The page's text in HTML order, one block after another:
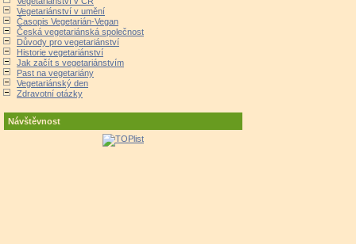
Vegetariánství v umění
Časopis Vegetarián-Vegan
Česká vegetariánská společnost
Důvody pro vegetariánství
Historie vegetariánství
Jak začít s vegetariánstvím
Past na vegetariány
Vegetariánský den
Zdravotní otázky
Návštěvnost